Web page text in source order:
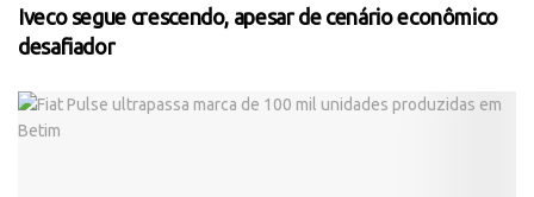
Iveco segue crescendo, apesar de cenário econômico
desafiador